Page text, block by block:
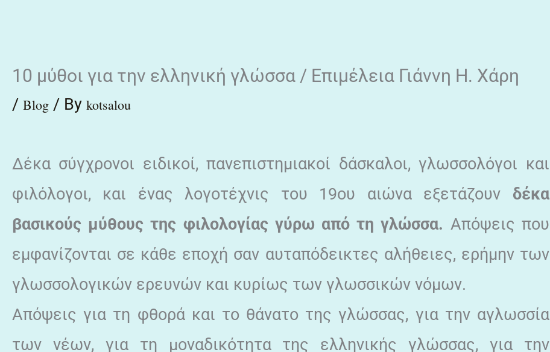
10 μύθοι για την ελληνική γλώσσα / Επιμέλεια Γιάννη Η. Χάρη
/ Blog / By kotsalou
Δέκα σύγχρονοι ειδικοί, πανεπιστημιακοί δάσκαλοι, γλωσσολόγοι και
φιλόλογοι, και ένας λογοτέχνις του 19ου αιώνα εξετάζουν δέκα
βασικούς μύθους της φιλολογίας γύρω από τη γλώσσα. Απόψεις που
εμφανίζονται σε κάθε εποχή σαν αυταπόδεικτες αλήθειες, ερήμην των
γλωσσολογικών ερευνών και κυρίως των γλωσσικών νόμων.
Απόψεις για τη φθορά και το θάνατο της γλώσσας, για την αγλωσσία
των νέων, για τη μοναδικότητα της ελληνικής γλώσσας, για την